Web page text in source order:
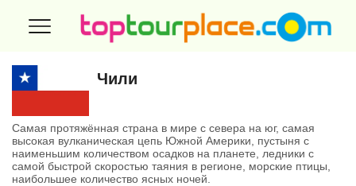
Чили
Самая протяжённая страна в мире с севера на юг, самая
высокая вулканическая цепь Южной Америки, пустыня с
наименьшим количеством осадков на планете, ледники с
самой быстрой скоростью таяния в регионе, морские птицы,
наибольшее количество ясных ночей.